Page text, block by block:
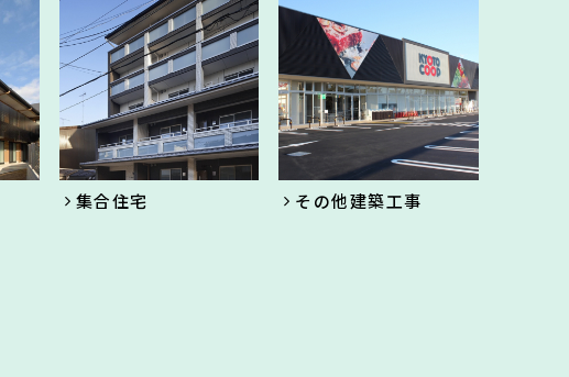
集合住宅 その他建築工事